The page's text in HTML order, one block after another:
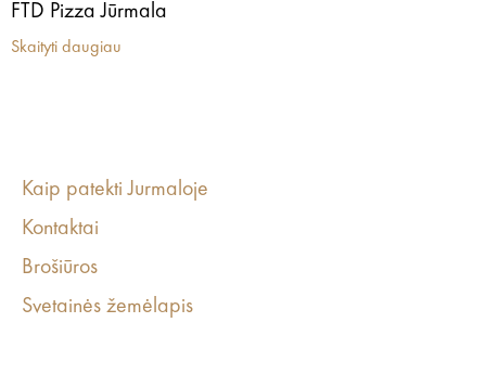
FTD Pizza Jūrmala
Skaityti daugiau
Kaip patekti Jurmaloje
Kontaktai
Brošiūros
Svetainės žemėlapis